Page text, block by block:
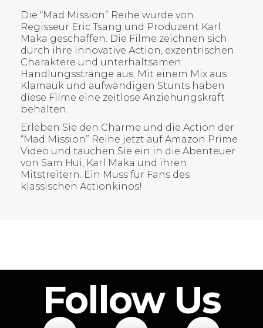
Die “Mad Mission” Reihe wurde von
Regisseur Eric Tsang und Produzent Karl
Maka geschaffen. Die Filme zeichnen sich
durch ihre innovative Action, exzentrischen
Charaktere und unterhaltsamen
Handlungsstränge aus. Mit einem Mix aus
Klamauk und aufwändigen Stunts haben
diese Filme eine zeitlose Anziehungskraft
behalten.
Erleben Sie den Charme und die Action der
“Mad Mission” Reihe jetzt auf Amazon Prime
Video und tauchen Sie ein in die Abenteuer
von Sam Hui, Karl Maka und ihren
Mitstreitern. Ein Muss für Fans des
klassischen Actionkinos!
Follow Us